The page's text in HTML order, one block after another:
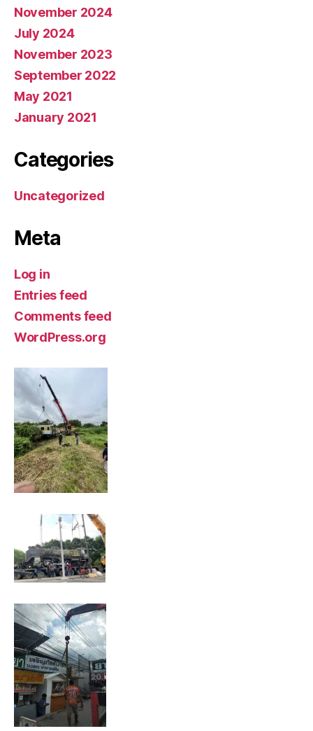
November 2024
July 2024
November 2023
September 2022
May 2021
January 2021
Categories
Uncategorized
Meta
Log in
Entries feed
Comments feed
WordPress.org